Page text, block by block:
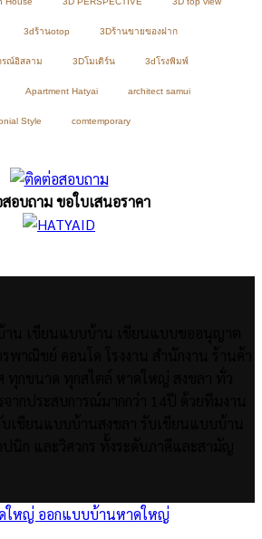
3dร้านotop 3Dร้านขายของฝาก
รณ์อิสลาม 3Dโมเดิร์น 3dโรงพิมพ์
Apartment Hatyai architect samui
Style comtemporary
อบถาม ขอใบเสนอราคา